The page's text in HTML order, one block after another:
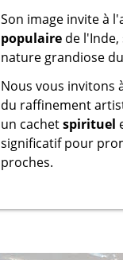
Son image invite à
populaire de
nature grandiose
Nous vous invitons
du raffinement
un cachetspirituel
significatif pour
proches.